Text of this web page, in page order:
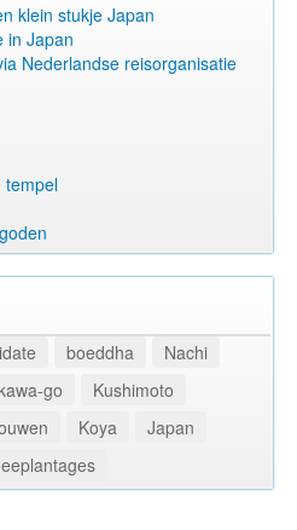
klein stukje Japan
in Japan
Nederlandse reisorganisatie
tempel
boeddha
Nachi
go
Kushimoto
Koya
Japan